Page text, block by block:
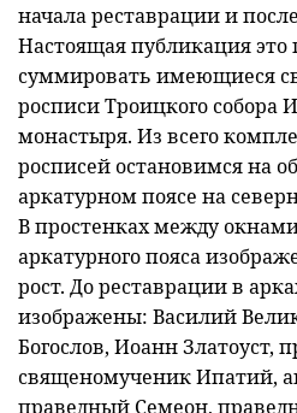
начала реставрации и
Настоящая публикация это
суммировать имеющиеся
росписи Троицкого собора
монастыря. Из всего
росписей остановимся на
аркатурном поясе на
В простенках между
аркатурного пояса
рост. До реставрации в
изображены: Василий
Богослов, Иоанн Златоуст,
священомученик Ипатий,
праведный Семеон,